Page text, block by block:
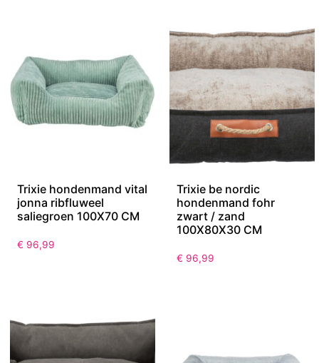
Trixie hondenmand vital
jonna ribfluweel
saliegroen 100X70 CM
€ 96,99
Trixie be nordic
hondenmand fohr
zwart / zand
100X80X30 CM
€ 96,99